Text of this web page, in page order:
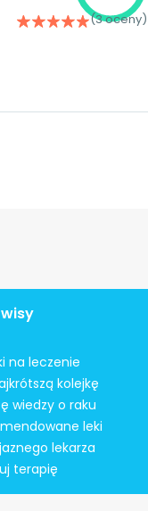
(3 oceny)
na leczenie
kolejkę
wiedzy o raku
leki
lekarza
terapię